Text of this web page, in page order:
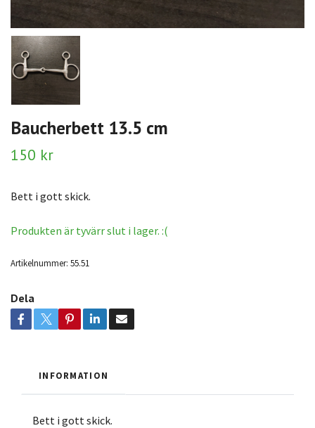
Baucherbett 13.5 cm
150 kr
Bett i gott skick.
Produkten är tyvärr slut i lager. :(
Artikelnummer: 55.51
Dela
INFORMATION
Bett i gott skick.